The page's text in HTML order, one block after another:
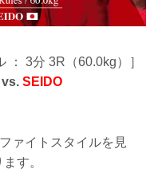
： 3分 3R（60.0kg）］
vs. SEIDO
ァイトスタイルを見
す。